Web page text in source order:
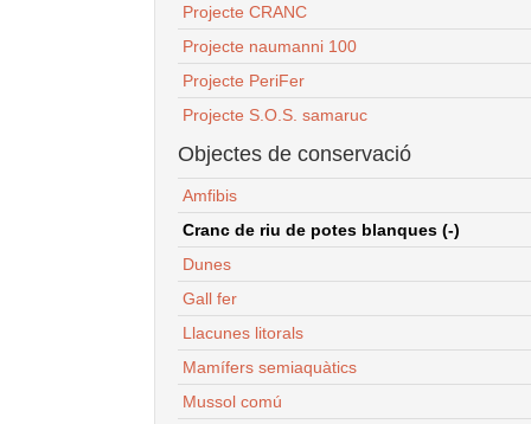
Projecte CRANC
Projecte naumanni 100
Projecte PeriFer
Projecte S.O.S. samaruc
Objectes de conservació
Amfibis
Cranc de riu de potes blanques (-)
Dunes
Gall fer
Llacunes litorals
Mamífers semiaquàtics
Mussol comú